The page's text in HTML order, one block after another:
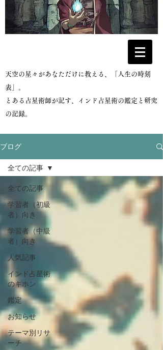
​天空の星々があなただけに教える、「人生の時刻
表」。
とある占星術師が記す、インド占星術の鑑定と研究
の記録。
ブログ
全ての記事
学習者（初級
者）向き
学習者（中級
者）向き
人気記事
インド占星術
のキホン
鑑定
お知らせ
テーマ別リサ
ーチ
全ての記事